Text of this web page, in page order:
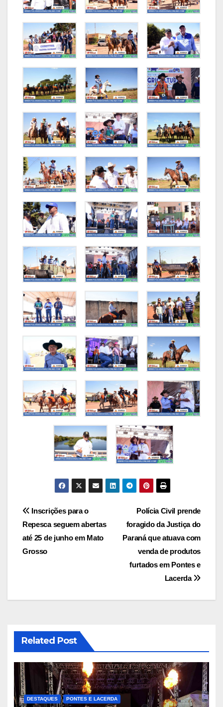
Navegação
de
Post
Polícia Civil prende
foragido da Justiça do
Paraná que atuava com
venda de produtos
furtados em Pontes e
Lacerda
Inscrições para o
Repesca seguem abertas
até 25 de junho em Mato
Grosso
Related Post
DESTAQUES PONTES E LACERDA